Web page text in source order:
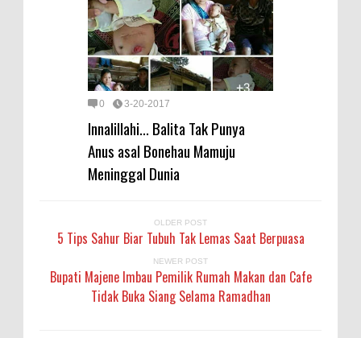
0 3-20-2017
Innalillahi... Balita Tak Punya
Anus asal Bonehau Mamuju
Meninggal Dunia
OLDER POST
5 Tips Sahur Biar Tubuh Tak Lemas Saat Berpuasa
NEWER POST
Bupati Majene Imbau Pemilik Rumah Makan dan Cafe
Tidak Buka Siang Selama Ramadhan